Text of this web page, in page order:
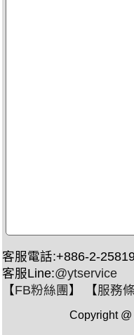
客服電話:+886-2-
客服Line:@ytservice
【FB粉絲團 】 【服務
Copyright